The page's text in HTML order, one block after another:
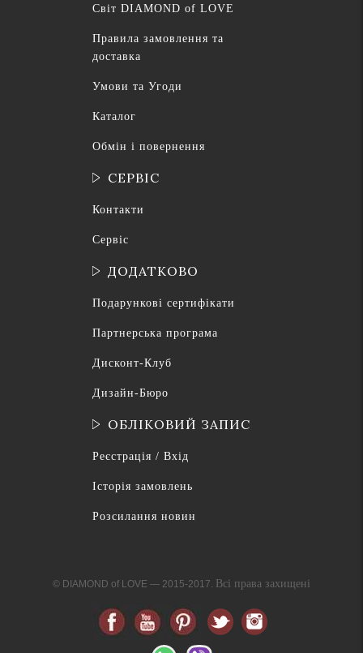
Світ DIAMOND of LOVE
Правила замовлення та
доставка
Умови та Угоди
Каталог
Обмін і повернення
СЕРВІС
Контакти
Сервіс
ДОДАТКОВО
Подарункові сертифікати
Партнерська програма
Дисконт-Клуб
Дизайн-Бюро
ОБЛІКОВИЙ ЗАПИС
Реєстрація / Вхід
Історія замовлень
Розсилання новин
© DIAMOND of LOVE — 2015-2017. Всі права захищені